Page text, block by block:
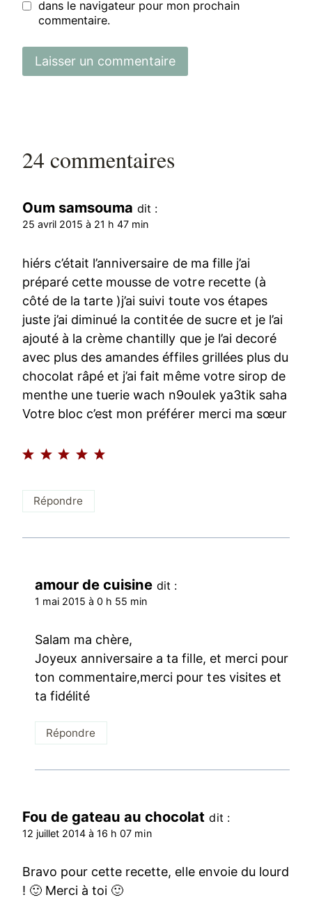
dans le navigateur pour mon prochain
commentaire.
24 commentaires
Oum samsouma dit :
25 avril 2015 à 21 h 47 min
hiérs c’était l’anniversaire de ma fille j’ai
préparé cette mousse de votre recette (à
côté de la tarte )j’ai suivi toute vos étapes
juste j’ai diminué la contitée de sucre et je l’ai
ajouté à la crème chantilly que je l’ai decoré
avec plus des amandes éffiles grillées plus du
chocolat râpé et j’ai fait même votre sirop de
menthe une tuerie wach n9oulek ya3tik saha
Votre bloc c’est mon préférer merci ma sœur
Répondre
amour de cuisine dit :
1 mai 2015 à 0 h 55 min
Salam ma chère,
Joyeux anniversaire a ta fille, et merci pour
ton commentaire,merci pour tes visites et
ta fidélité
Répondre
Fou de gateau au chocolat dit :
12 juillet 2014 à 16 h 07 min
Bravo pour cette recette, elle envoie du lourd
! 🙂 Merci à toi 🙂